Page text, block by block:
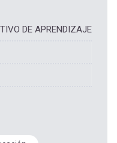
DE APRENDIZAJE